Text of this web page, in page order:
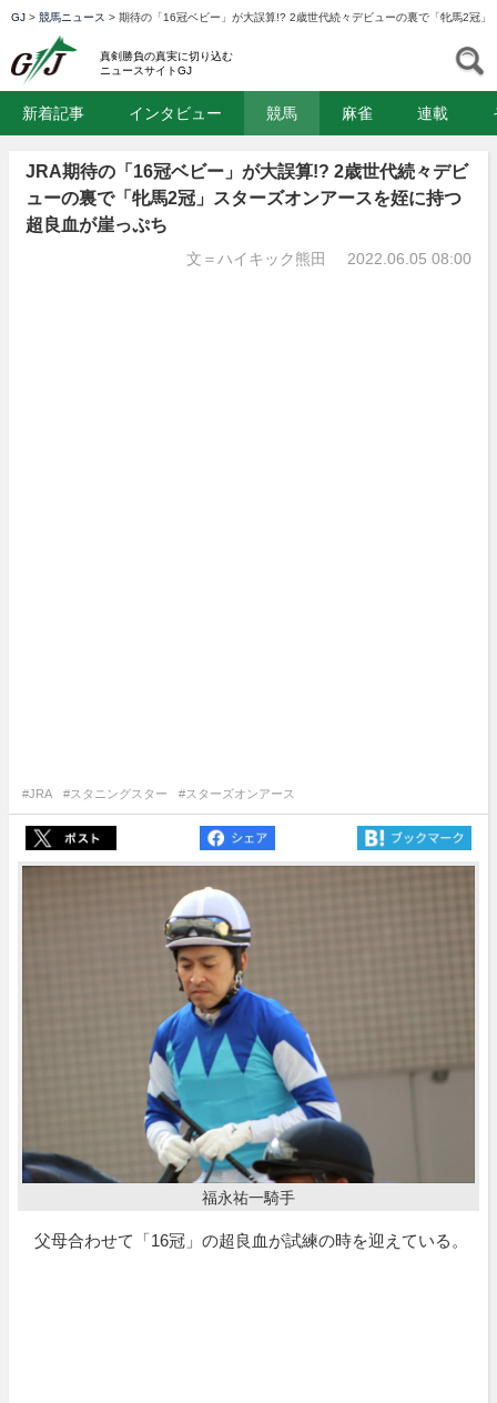
GJ > 競馬ニュース > 期待の「16冠ベビー」が大誤算!? 2歳世代続々デビューの裏で「牝馬2冠
真剣勝負の真実に切り込む
ニュースサイトGJ
新着記事 インタビュー 競馬 麻雀 連載
JRA期待の「16冠ベビー」が大誤算!? 2歳世代続々デビ
ューの裏で「牝馬2冠」スターズオンアースを姪に持つ
超良血が崖っぷち
文＝ハイキック熊田 2022.06.05 08:00
#JRA #スタニングスター #スターズオンアース
福永祐一騎手
父母合わせて「16冠」の超良血が試練の時を迎えている。